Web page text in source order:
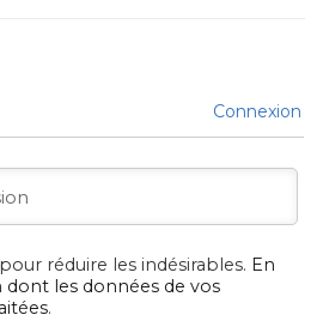
Connexion
réduire les indésirables. En
dont les données de vos
.